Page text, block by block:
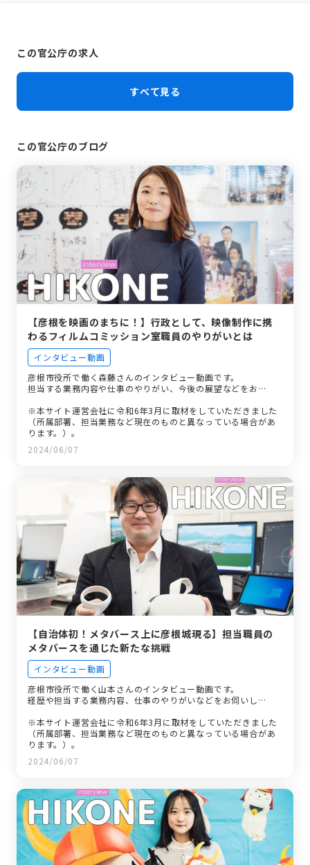
この官公庁の求人
すべて見る
この官公庁のブログ
【彦根を映画のまちに！】行政として、映像制作に携
わるフィルムコミッション室職員のやりがいとは
インタビュー動画
彦根市役所で働く森藤さんのインタビュー動画です。
担当する業務内容や仕事のやりがい、今後の展望などをお…
※本サイト運営会社に令和6年3月に取材をしていただきました
（所属部署、担当業務など現在のものと異なっている場合があ
ります。）。
2024/06/07
【自治体初！メタバース上に彦根城現る】担当職員の
メタバースを通じた新たな挑戦
インタビュー動画
彦根市役所で働く山本さんのインタビュー動画です。
経歴や担当する業務内容、仕事のやりがいなどをお伺いし…
※本サイト運営会社に令和6年3月に取材をしていただきました
（所属部署、担当業務など現在のものと異なっている場合があ
ります。）。
2024/06/07